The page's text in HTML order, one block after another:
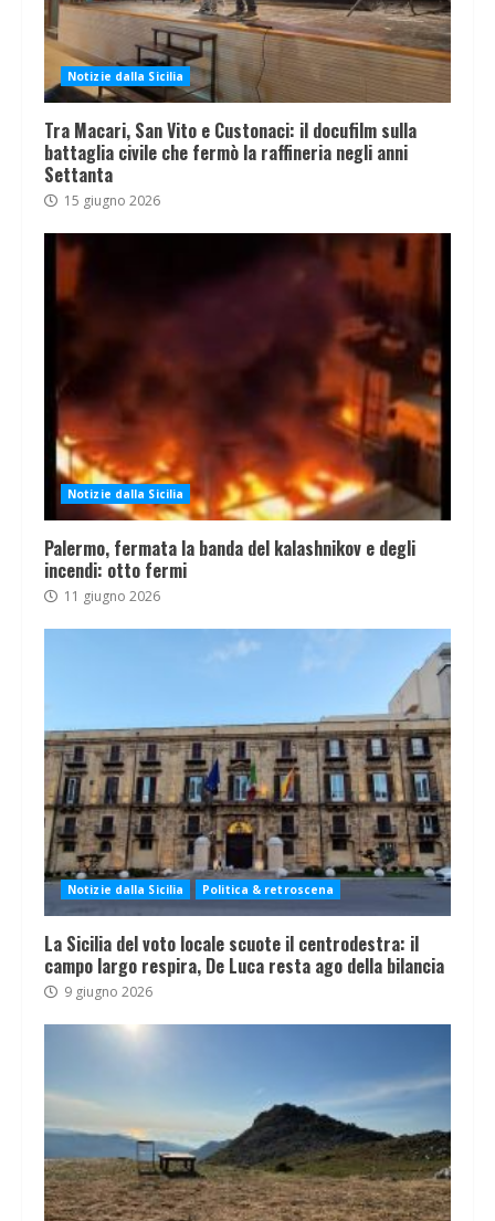
Notizie dalla Sicilia
Tra Macari, San Vito e Custonaci: il docufilm sulla
battaglia civile che fermò la raffineria negli anni
Settanta
15 giugno 2026
Notizie dalla Sicilia
Palermo, fermata la banda del kalashnikov e degli
incendi: otto fermi
11 giugno 2026
Notizie dalla Sicilia Politica & retroscena
La Sicilia del voto locale scuote il centrodestra: il
campo largo respira, De Luca resta ago della bilancia
9 giugno 2026